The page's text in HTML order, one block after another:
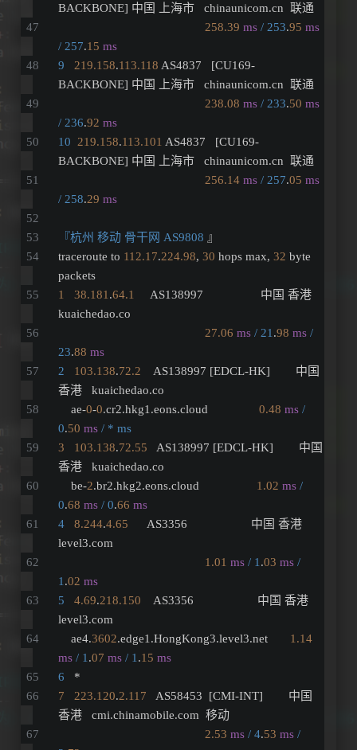
BACKBONE] 中国 上海市   chinaunicom.cn  联通
258.39 ms / 253.95 ms
/ 257.15 ms
9
219.158.113.118 AS4837   [CU169-
BACKBONE] 中国 上海市   chinaunicom.cn  联通
238.08 ms / 233.50 ms
/ 236.92 ms
10
219.158.113.101 AS4837   [CU169-
BACKBONE] 中国 上海市   chinaunicom.cn  联通
256.14 ms / 257.05 ms
/ 258.29 ms
『杭州 移动 骨干网 AS9808 』
traceroute to 112.17.224.98, 30 hops max, 32 byte
packets
1
38.181 .64.1
     AS138997                  中国 香港
kuaichedao.co
27.06 ms / 21 .98 ms /
23.88 ms
2
103.138.72.2
    AS138997 [EDCL-HK]        中国
香港   kuaichedao.co
    ae-
0-0.cr2.hkg1.eons.cloud 0.48 ms /
0.50 ms / * ms
3
103.138.72.55
   AS138997 [EDCL-HK]        中国
香港   kuaichedao.co
    be-
2.br2.hkg2.eons.cloud 1.02 ms /
0.68 ms / 0.66 ms
4
8.244.4.65
      AS3356                    中国 香港
level3.com
1.01 ms / 1 .03 ms /
1 .02 ms
5
4.69.218.150
    AS3356                    中国 香港
level3.com
    ae4.
3602.edge1.HongKong3.level3.net 1.14
ms / 1 .07 ms / 1 .15 ms
6
   *
7
223.120.2.117
   AS58453  [CMI-INT]        中国
香港   cmi.chinamobile.com  移动
2.53 ms / 4.53 ms /